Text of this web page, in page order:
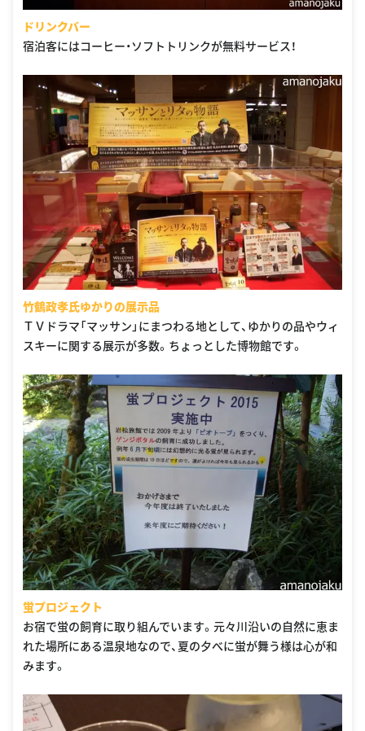
ドリンクバー
宿泊客にはコーヒー・ソフトトリンクが無料サービス！
竹鶴政孝氏ゆかりの展示品
ＴＶドラマ「マッサン」にまつわる地として、ゆかりの品やウィ
スキーに関する展示が多数。ちょっとした博物館です。
蛍プロジェクト
お宿で蛍の飼育に取り組んでいます。元々川沿いの自然に恵ま
れた場所にある温泉地なので、夏の夕べに蛍が舞う様は心が和
みます。